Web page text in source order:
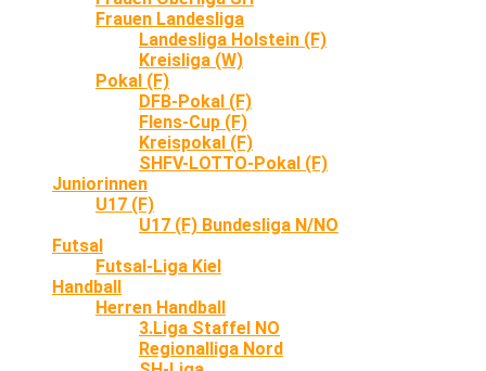
Frauen Landesliga
Landesliga Holstein (F)
Kreisliga (W)
Pokal (F)
DFB-Pokal (F)
Flens-Cup (F)
Kreispokal (F)
SHFV-LOTTO-Pokal (F)
Juniorinnen
U17 (F)
U17 (F) Bundesliga N/NO
Futsal
Futsal-Liga Kiel
Handball
Herren Handball
3.Liga Staffel NO
Regionalliga Nord